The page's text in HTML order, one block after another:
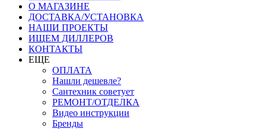
О МАГАЗИНЕ
ДОСТАВКА/УСТАНОВКА
НАШИ ПРОЕКТЫ
ИЩЕМ ДИЛЛЕРОВ
КОНТАКТЫ
ЕЩЕ
ОПЛАТА
Нашли дешевле?
Сантехник советует
РЕМОНТ/ОТДЕЛКА
Видео инструкции
Бренды